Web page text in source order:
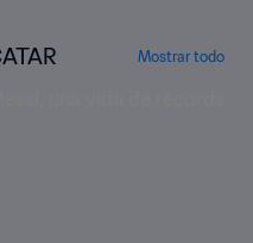
Mostrar todo